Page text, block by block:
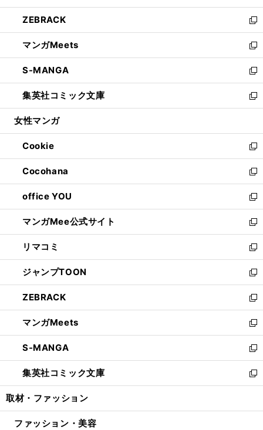
開
く
ウ
で
開
く
ン
ド
ウ
で
開
く
ウ
ィ
ン
ド
ウ
で
開
く
し
い
ウ
ィ
ン
ド
ウ
で
開
ZEBRACK
新
し
い
ウ
ィ
ン
ド
ウ
開
く
マンガMeets
新
し
い
ウ
ィ
ン
ウ
で
開
く
S-MANGA
新
し
い
ウ
ン
ド
ウ
で
開
く
集英社コミック文庫
新
し
ウ
ィ
ン
ド
ウ
で
開
く
女性マンガ
Cookie
新
し
い
ウ
ィ
ン
ド
ウ
で
開
く
Cocohana
新
し
い
ウ
ィ
ン
ド
ウ
で
開
く
office YOU
新
し
い
ウ
ィ
ン
ド
ウ
で
開
く
マンガMee公式サイト
新
し
い
ウ
ィ
ン
ド
ウ
で
開
く
リマコミ
新
し
い
ウ
ィ
ン
ド
ウ
で
開
く
ジャンプTOON
新
し
い
ウ
ィ
ン
ド
ウ
で
開
ZEBRACK
新
し
い
ウ
ィ
ン
ド
ウ
開
マンガMeets
新
し
い
ウ
ィ
ン
ウ
S-MANGA
新
し
い
ウ
ン
集英社コミック文庫
新
し
ウ
取材・ファッション
ファッション・美容